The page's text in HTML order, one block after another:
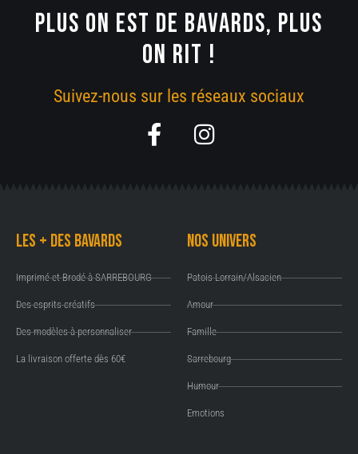
PLUS ON EST DE BAVARDS, PLUS
ON RIT !
Suivez-nous sur les réseaux sociaux
F
o
f
I
a
g
r
a
Les + des Bavards
Imprimé et Brodé à SARREBOURG
Des esprits créatifs
Des modèles à personnaliser
La livraison offerte dès 60€
Nos univers
Patois Lorrain/Alsacien
Amour
Famille
Sarrebourg
Humour
Emotions